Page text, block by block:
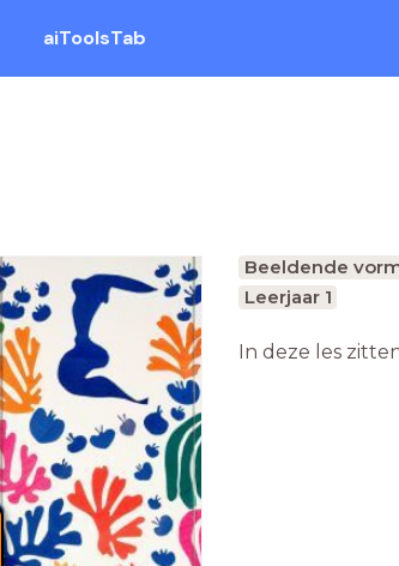
aiToolsTab
Beeldende
Leerjaar 1
In deze les